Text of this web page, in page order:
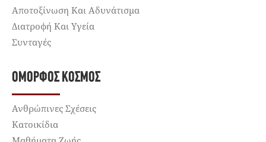
Αποτοξίνωση Και Αδυνάτισμα
Διατροφή Και Υγεία
Συνταγές
ΌΜΟΡΦΟΣ ΚΌΣΜΟΣ
Ανθρώπινες Σχέσεις
Κατοικίδια